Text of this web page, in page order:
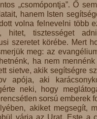
„csomópontja”. Ő
hanem Isten
volna felnevelni több
hitet, tisztességet
szeretet körébe. Mert
meg: az
ha nem
sietve, akik segítségre
apója, aki
neki, hogy
sorsú emberek
akiket megsegít,
várja az Urat. Este a